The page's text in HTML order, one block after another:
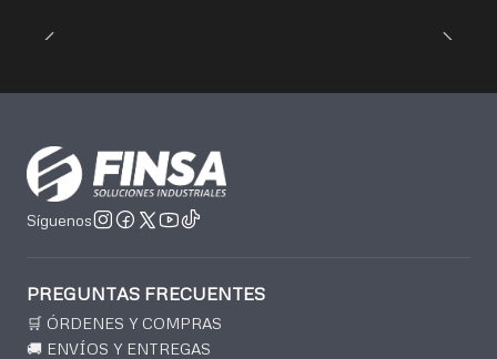
Síguenos
PREGUNTAS FRECUENTES
🛒 ÓRDENES Y COMPRAS
🚚 ENVÍOS Y ENTREGAS